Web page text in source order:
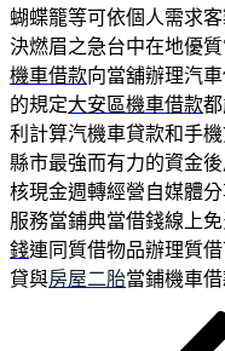
蝴蝶籠等可依個人需求
決燃眉之急台中在地優
機車借款向當舖辦理汽
的規定大安區機車借款
利計算汽機車貸款和手
縣市最強而有力的資金
核現金週轉經營自媒體
服務當鋪典當借錢線上
錢連同質借物品辦理質
貸與房屋二胎當鋪機車